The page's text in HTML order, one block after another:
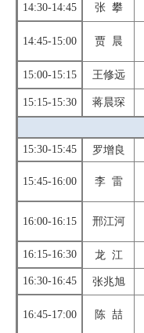
14:30-14:45 张 攀
14:45-15:00 贾 晨
15:00-15:15
王修远
15:15-15:30 蒋晨琛
15:30-15:45 罗增良
15:45-16:00 李 雷
16:00-16:15 邢江河
16:15-16:30 龙 江
16:30-16:45 张兆旭
16:45-17:00 陈 喆